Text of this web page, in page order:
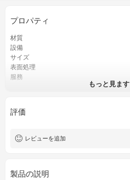
プロパティ
材質
設備
サイズ
表面処理
服務
公差
厚度
もっと見ます
評価
レビューを追加
製品の説明